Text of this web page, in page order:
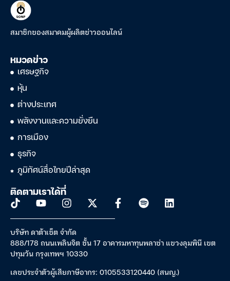
สมาชิกของสมาคมผู้ผลิตข่าวออนไลน์
หมวดข่าว
เศรษฐกิจ
หุ้น
ต่างประเทศ
พลังงานและความยั่งยืน
การเมือง
ธุรกิจ
ภูมิทัศน์สื่อไทยปีล่าสุด
ติดตามเราได้ที่
บริษัท ดาต้าเซ็ต จำกัด
888/178 ถนนเพลินจิต ชั้น 17 อาคารมหาทุนพลาซ่า แขวงลุมพินี เขต
ปทุมวัน กรุงเทพฯ 10330
เลขประจำตัวผู้เสียภาษีอากร: 0105533120440 (สนญ.)